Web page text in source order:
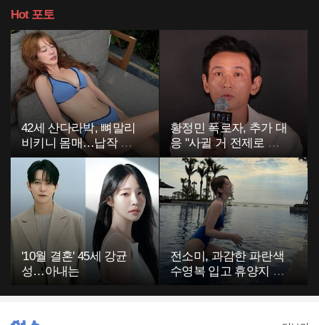
Hot포토
42세 산다라박, 뼈말리
비키니 몸매…납작 복
부에 깜짝
황정민 폭로자, 추가 대
응 "사귈 거 전제로 하
고…"
'10월 결혼' 45세 강균
성…아내는
전소미, 과감한 파란색
수영복 입고 휴양지 포